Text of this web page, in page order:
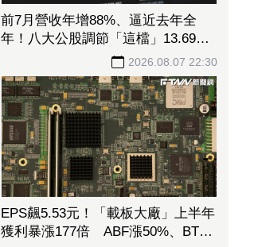
前7月營收年增88%、逼近去年全
年！八大公股調節「這檔」13.69億
2026.08.07 22:30
EPS飆5.53元！「載板大廠」上半年
獲利暴漲177倍 ABF漲50%、BT漲